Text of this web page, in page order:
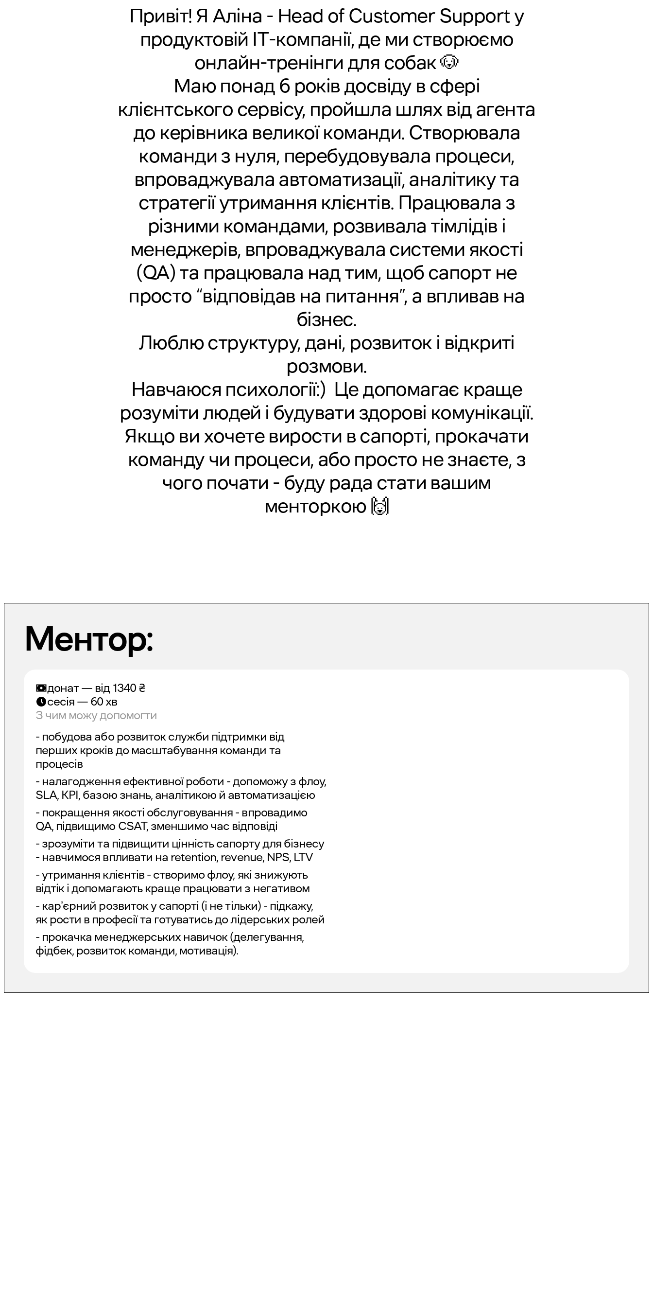
Привіт! Я Аліна - Head of Customer Support у
продуктовій IT-компанії, де ми створюємо
онлайн-тренінги для собак 🐶
Маю понад 6 років досвіду в сфері
клієнтського сервісу, пройшла шлях від агента
до керівника великої команди. Створювала
команди з нуля, перебудовувала процеси,
впроваджувала автоматизації, аналітику та
стратегії утримання клієнтів. Працювала з
різними командами, розвивала тімлідів і
менеджерів, впроваджувала системи якості
(QA) та працювала над тим, щоб сапорт не
просто “відповідав на питання”, а впливав на
бізнес.
Люблю структуру, дані, розвиток і відкриті
розмови.
Навчаюся психології:) Це допомагає краще
розуміти людей і будувати здорові комунікації.
Якщо ви хочете вирости в сапорті, прокачати
команду чи процеси, або просто не знаєте, з
чого почати - буду рада стати вашим
менторкою 🙌
Ментор:
донат — від 1340₴
сесія — 60 хв
З чим можу допомогти
- побудова або розвиток служби підтримки від
перших кроків до масштабування команди та
процесів
- налагодження ефективної роботи - допоможу з флоу,
SLA, KPI, базою знань, аналітикою й автоматизацією
- покращення якості обслуговування - впровадимо
QA, підвищимо CSAT, зменшимо час відповіді
- зрозуміти та підвищити цінність сапорту для бізнесу
- навчимося впливати на retention, revenue, NPS, LTV
- утримання клієнтів - створимо флоу, які знижують
відтік і допомагають краще працювати з негативом
- карʼєрний розвиток у сапорті (і не тільки) - підкажу,
як рости в професії та готуватись до лідерських ролей
- прокачка менеджерських навичок (делегування,
фідбек, розвиток команди, мотивація).